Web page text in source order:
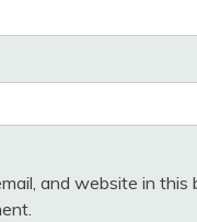
and website in